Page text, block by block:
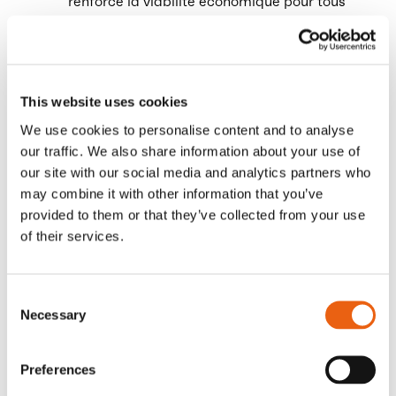
This website uses cookies
We use cookies to personalise content and to analyse
our traffic. We also share information about your use of
our site with our social media and analytics partners who
may combine it with other information that you’ve
provided to them or that they’ve collected from your use
of their services.
Selection
Necessary
Preferences
politiques, d’avantages opérationnels
dynamique.
Évolutions depuis 2025
Les mesures politiques favorables, des cadres
réglementaires clarifiés et l’amélioration
continue de l’efficacité des véhicules se
subventions.
De l’investissement partagé à la création de
valeur partagée